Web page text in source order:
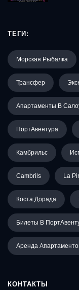
ТЕГИ:
Морская Рыбалка
Трансфер
Апартаменты В
ПортАвентура
Камбрильс
Cambrils La
Коста Дорада
Билеты В
Аренда
КОНТАКТЫ